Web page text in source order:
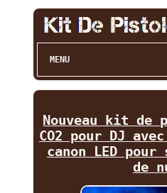
MENU
Nouveau kit de
CO2 pour DJ
canon LED
de